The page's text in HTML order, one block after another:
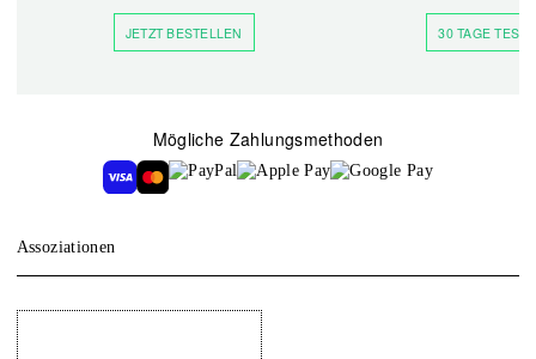
JETZT BESTELLEN 30 TAGE
Mögliche Zahlungsmethoden
Assoziationen